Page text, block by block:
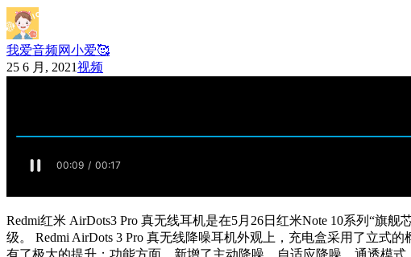
我爱音频网小爱🥰
25 6 月, 2021视频
Redmi红米 AirDots3 Pro 真无线耳机是在5月26日红米Note 10系列“旗
级。 Redmi AirDots 3 Pro 真无线降噪耳机外观上，充电盒采用了立式
有了极大的提升；功能方面，新增了主动降噪、自适应降噪、通透模式